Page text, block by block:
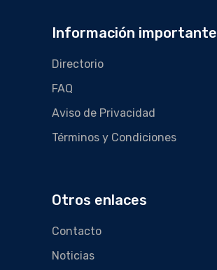
Información importante
Directorio
FAQ
Aviso de Privacidad
Términos y Condiciones
Otros enlaces
Contacto
Noticias